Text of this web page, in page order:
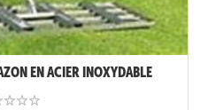
EN ACIER INOXYDABLE